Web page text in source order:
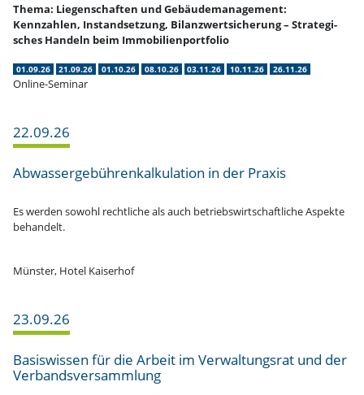
Thema: Liegen­schaften und Gebäu­de­ma­nagement:
Kennzahlen, Instand­setzung, Bilanz­wert­si­cherung – Strate­gi­
sches Handeln beim Immobilienportfolio
01.09.26 21.09.26 01.10.26 08.10.26 03.11.26 10.11.26 26.11.26
Online-Seminar
22.09.26
Abwas­ser­ge­büh­ren­kal­ku­lation in der Praxis
Es werden sowohl recht­liche als auch betriebs­wirt­schaft­liche Aspekte
behandelt.
Münster, Hotel Kaiserhof
23.09.26
Basis­wissen für die Arbeit im Verwal­tungsrat und der
Verbandsversammlung